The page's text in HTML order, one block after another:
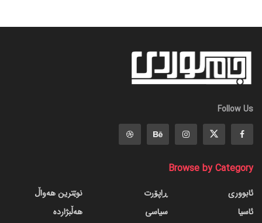
Follow Us
Browse by Category
ئابووری
ئاسیا
ڕاپۆرت
سیاسی
نوێترین هەواڵ
هەڵبژاردە